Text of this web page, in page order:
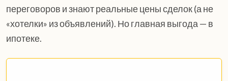
переговоров и знают реальные цены сделок (а не
«хотелки» из объявлений). Но главная выгода — в
ипотеке.